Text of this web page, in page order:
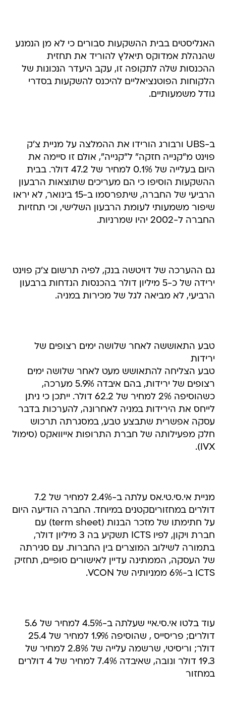
האנליסטים בבית ההשקעות סבורים כי לא מן הנמנע
שהנהלת אמדוקס תיאלץ להוריד את תחזית
ההכנסות שלה לתקופה זו, עקב היעדר הנכונות של
הלקוחות הפוטנציאליים להיכנס להשקעות בסדרי
גודל משמעותיים.
ב-UBS ורבורג הורידו את ההמלצה על מניית צ'ק
פוינט מ"קנייה חזקה" ל"קנייה", אולם זו סיימה את
היום בעלייה של 0.1% למחיר של 47.2 דולר. בבית
ההשקעות הוסיפו כי הם מעריכים שתוצאות הרבעון
הרביעי של החברה, שיתפרסמו ב-15 בינואר, לא יראו
שיפור משמעותי לעומת הרבעון השלישי, וכי תחזיות
החברה ל-2002 יהיו שמרניות.
גם ההערכה של דויטשה בנק, לפיה תרשום צ'ק פוינט
ירידה של כ-5 מיליון דולר בהכנסות הנדחות ברבעון
הרביעי, לא מביאה לגל של מכירות במניה.
טבע התאוששה לאחר שלושה ימים רצופים של
ירידות
טבע הצליחה להתאושש מעט לאחר שלושה ימים
רצופים של ירידות, בהם איבדה 5.9% מערכה,
כשהוסיפה 2% למחיר של 62.2 דולר. ייתכן כי ניתן
לייחס את הירידות במניה לאחרונה, להערכות בדבר
עסקה אפשרית שתבצע טבע, במסגרתה תרכוש
חלק מפעילותה של חברת התרופות אייוואקס (סימול
IVX).
מניית אי.סי.טי.אס עלתה ב-2.4% למחיר של 7.2
דולרים במחזוריםקטנים במיוחד. החברה הודיעה היום
על חתימתו של מזכר הבנות (term sheet) עם
חברת ויקון, לפיו ICTS תשקיע בה 3 מיליון דולר,
בתמורה לשילוב המוצרים בין החברות. עם סגירתה
של העסקה, הממתינה עדיין לאישורים סופיים, תחזיק
ICTS ב-6% ממניותיה של VCON.
עוד בלטו אי.סי.איי שעלתה ב-4.5% למחיר של 5.6
דולרים; פריסייס , שהוסיפה 1.9% למחיר של 25.4
דולר; וריסיטי, שרשמה עלייה של 2.8% למחיר של
19.3 דולר ונובה, שאיבדה 7.4% למחיר של 4 דולרים
במחזור